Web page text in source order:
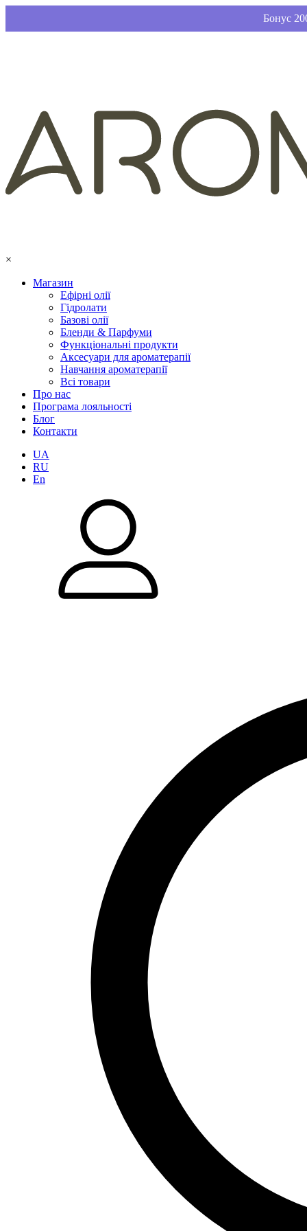
Бонус
×
Магазин
Ефірні олії
Гідролати
Базові олії
Бленди & Парфуми
Функціональні продукти
Аксесуари для ароматерапії
Навчання ароматерапії
Всі товари
Про нас
Програма лояльності
Блог
Контакти
UA
RU
En